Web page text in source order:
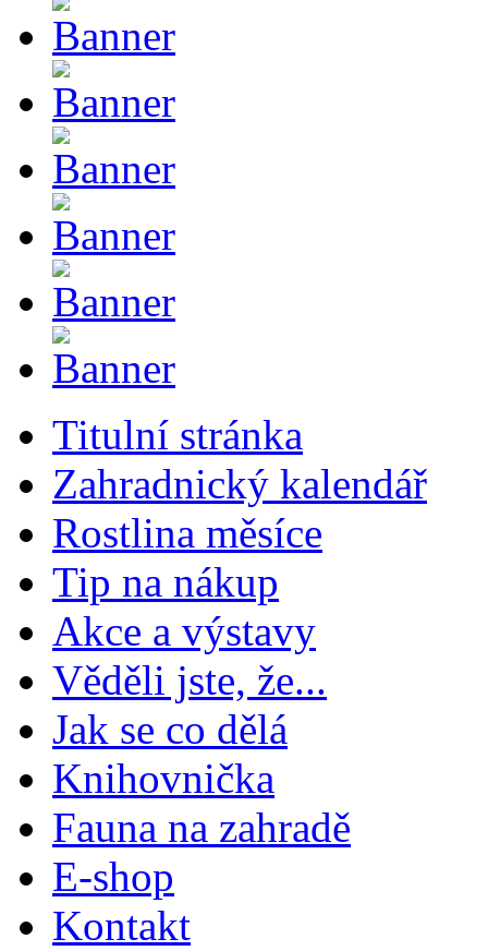
Titulní stránka
Zahradnický kalendář
Rostlina měsíce
Tip na nákup
Akce a výstavy
Věděli jste, že...
Jak se co dělá
Knihovnička
Fauna na zahradě
E-shop
Kontakt